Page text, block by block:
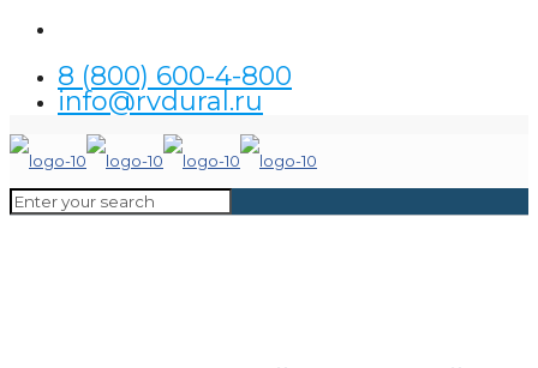
8 (800) 600-4-800
info@rvdural.ru